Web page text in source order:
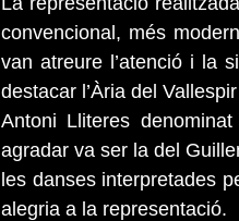
convencional, més
van atreure l’atenció i la
destacar l’Ària del
Antoni Lliteres
agradar va ser la del
les danses interpretades
alegria a la representació.